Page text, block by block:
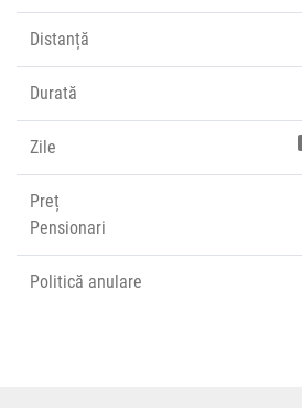
Distanță
Durată
Zile
Preț
Pensionari
Politică anulare